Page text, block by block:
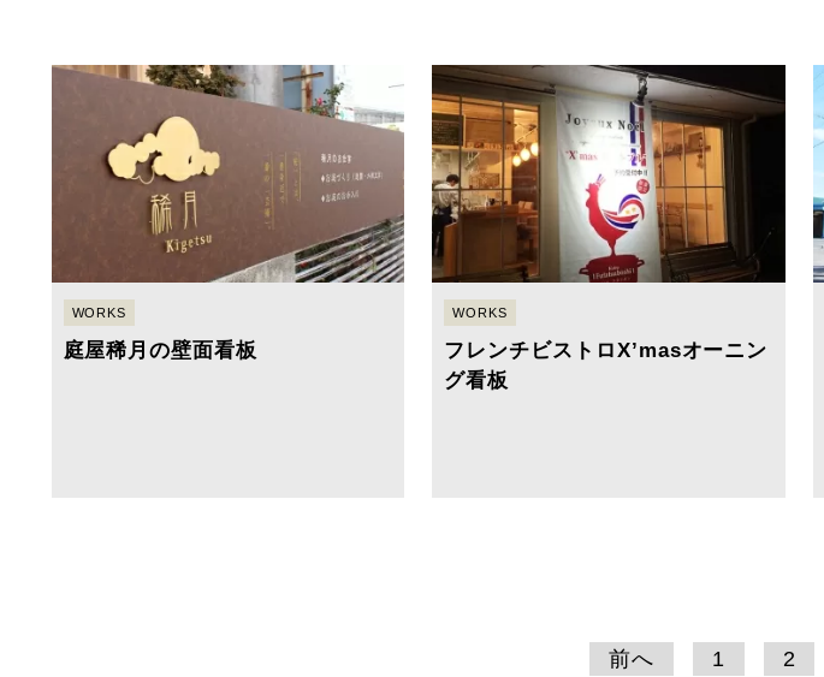
WORKS
庭屋稀月の壁面看板
WORKS
フレンチビストロX’masオーニン
グ看板
前へ 1 2